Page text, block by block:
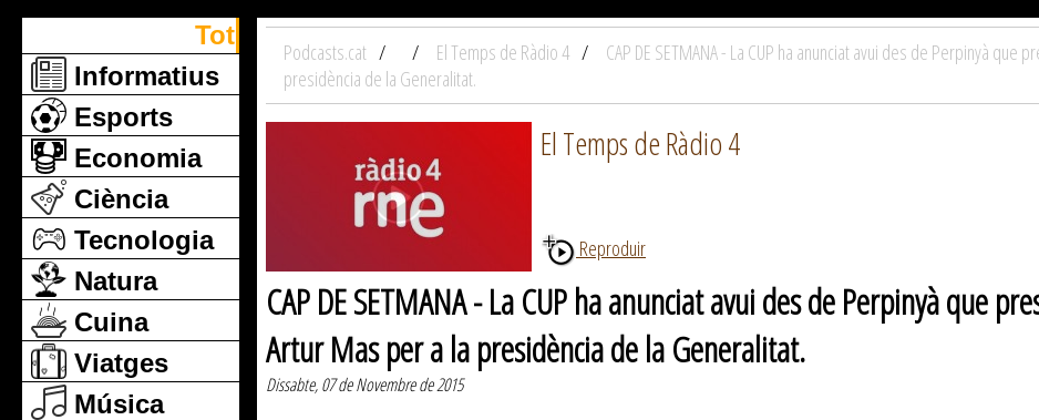
Tot
Informatius
Esports
Economia
Ciència
Tecnologia
Natura
Cuina
Viatges
Música
Podcasts.cat El Temps de Ràdio 4
CAP DE SETMANA - La CUP ha anunciat avui des de Perpinyà
presidència de la Generalitat.
El Temps de Ràdio 4
Reproduir
CAP DE SETMANA - La CUP ha anunciat avui des de Perpinyà que
Artur Mas per a la presidència de la Generalitat.
Dissabte, 07 de Novembre de 2015